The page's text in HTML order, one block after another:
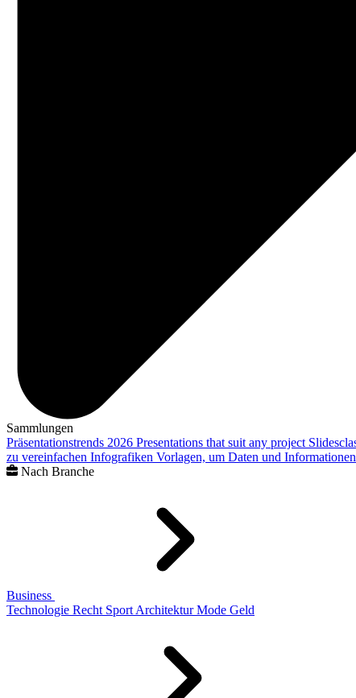
Sammlungen
Präsentationstrends 2026 Presentations that suit any project
zu vereinfachen Infografiken Vorlagen, um Daten und
Nach Branche
Business
Technologie Recht Sport Architektur Mode Geld